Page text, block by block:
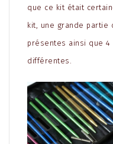
que ce kit était
kit, une grande partie
présentes ainsi que
différentes.